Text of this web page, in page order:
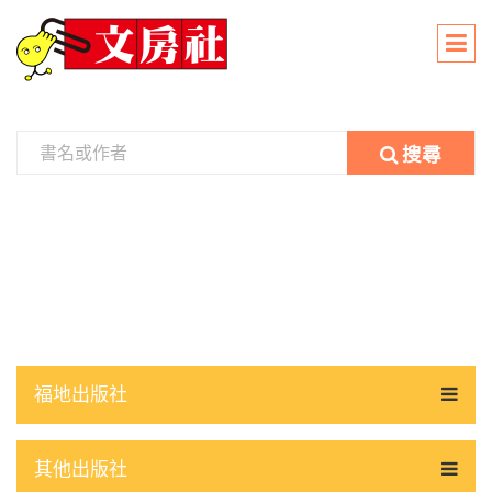
搜尋
福地出版社
其他出版社